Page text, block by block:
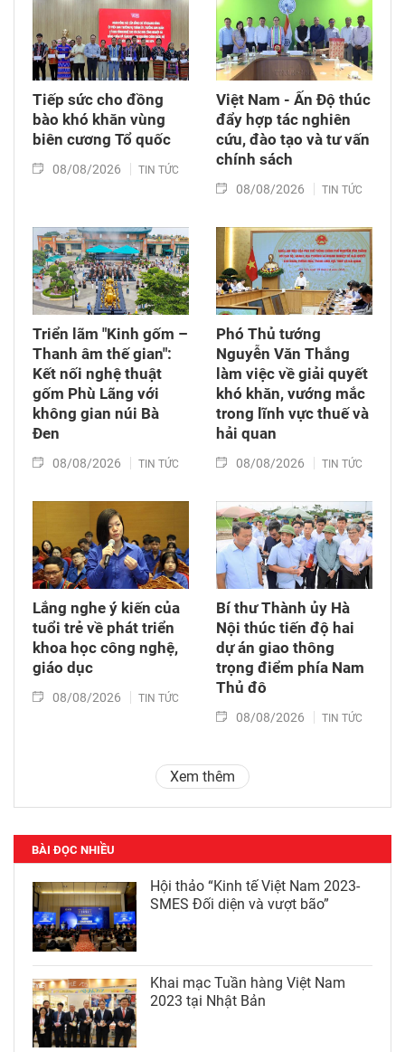
công tác lấy mẫu tại đây.
Tiếp sức cho đồng
bào khó khăn vùng
biên cương Tổ quốc
08/08/2026 TIN TỨC
Việt Nam - Ấn Độ thúc
đẩy hợp tác nghiên
cứu, đào tạo và tư vấn
chính sách
08/08/2026 TIN TỨC
Triển lãm "Kinh gốm –
Thanh âm thế gian":
Kết nối nghệ thuật
gốm Phù Lãng với
không gian núi Bà
Đen
08/08/2026 TIN TỨC
Phó Thủ tướng
Nguyễn Văn Thắng
làm việc về giải quyết
khó khăn, vướng mắc
trong lĩnh vực thuế và
hải quan
08/08/2026 TIN TỨC
Lắng nghe ý kiến của
tuổi trẻ về phát triển
khoa học công nghệ,
giáo dục
08/08/2026 TIN TỨC
Bí thư Thành ủy Hà
Nội thúc tiến độ hai
dự án giao thông
trọng điểm phía Nam
Thủ đô
08/08/2026 TIN TỨC
Xem thêm
BÀI ĐỌC NHIỀU
Hội thảo “Kinh tế Việt Nam 2023-
SMES Đối diện và vượt bão”
Khai mạc Tuần hàng Việt Nam
2023 tại Nhật Bản